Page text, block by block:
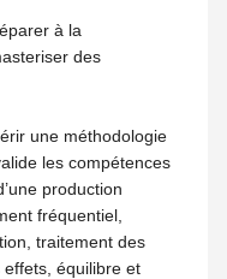
à la
des
une méthodologie
les compétences
production
fréquentiel,
traitement des
équilibre et